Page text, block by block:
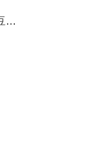
豆…